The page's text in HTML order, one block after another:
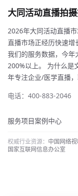
大同活动直播拍
2026年大同活动直播
直播市场正经历快速
我们的服务数据，今
200%以上。 为什么是
年专注企业/医学直播
电话：400-883-2046
服务项目案例中心
权威行业资源： 中国网络
国家互联网信息办公室